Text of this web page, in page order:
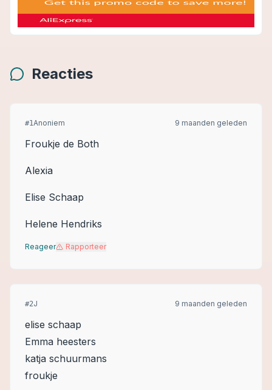
Reacties
#1Anoniem 9 maanden geleden
Froukje de Both
Alexia
Elise Schaap
Helene Hendriks
Reageer Rapporteer
#2J 9 maanden geleden
elise schaap
Emma heesters
katja schuurmans
froukje